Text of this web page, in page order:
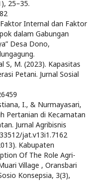
25–35.
Faktor Internal dan Faktor
dalam Gabungan
Desa Dono,
S, M. (2023). Kapasitas
Petani. Jurnal Sosial
I., & Nurmayasari,
Pertanian di Kecamatan
Jurnal Agribisnis
jat.v13i1.7162
Kabupaten
Of The Role Agri-
Village , Oransbari
Konsepsia, 3(3),